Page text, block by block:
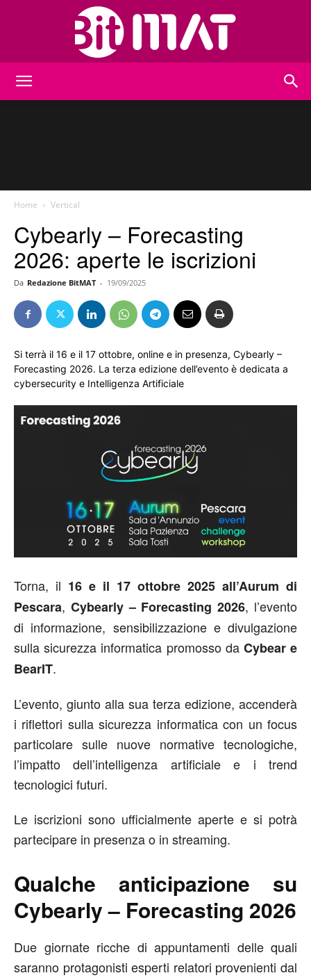
Home Vertical
Cybearly – Forecasting
2026: aperte le iscrizioni
Da Redazione BitMAT - 19/09/2025
Si terrà il 16 e il 17 ottobre, online e in presenza, Cybearly –
Forecasting 2026. La terza edizione dell’evento è dedicata a
cybersecurity e Intelligenza Artificiale
Torna, il 16 e il 17 ottobre 2025 all’Aurum di
Pescara, Cybearly – Forecasting 2026, l’evento
di informazione, sensibilizzazione e divulgazione
sulla sicurezza informatica promosso da Cybear e
BearIT.
L’evento, giunto alla sua terza edizione, accenderà
i riflettori sulla sicurezza informatica con un focus
particolare sulle nuove normative tecnologiche,
l’impatto dell’intelligenza artificiale e i trend
tecnologici futuri.
Le iscrizioni sono ufficialmente aperte e si potrà
partecipare in presenza o in streaming.
Qualche anticipazione su
Cybearly – Forecasting 2026
Due giornate ricche di appuntamenti delle quali
saranno protagonisti esperti relatori provenienti dal